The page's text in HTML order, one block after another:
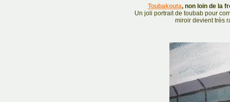
Toubakouta, non loin de la
Un joli portrait de toubab pour
miroir devient très